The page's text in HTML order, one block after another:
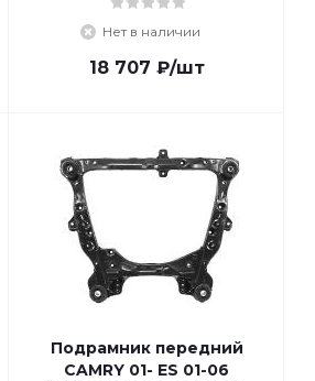
Нет в наличии
18 707 ₽/шт
Подрамник передний
CAMRY 01- ES 01-06